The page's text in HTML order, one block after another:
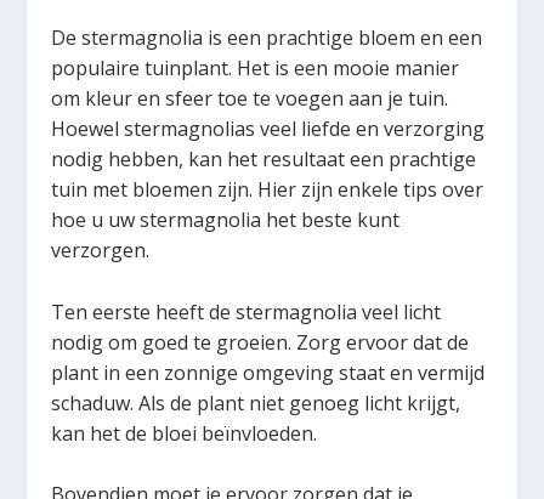
De stermagnolia is een prachtige bloem en een
populaire tuinplant. Het is een mooie manier
om kleur en sfeer toe te voegen aan je tuin.
Hoewel stermagnolias veel liefde en verzorging
nodig hebben, kan het resultaat een prachtige
tuin met bloemen zijn. Hier zijn enkele tips over
hoe u uw stermagnolia het beste kunt
verzorgen.
Ten eerste heeft de stermagnolia veel licht
nodig om goed te groeien. Zorg ervoor dat de
plant in een zonnige omgeving staat en vermijd
schaduw. Als de plant niet genoeg licht krijgt,
kan het de bloei beïnvloeden.